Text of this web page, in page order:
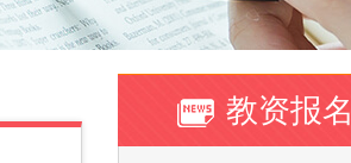
教资报名